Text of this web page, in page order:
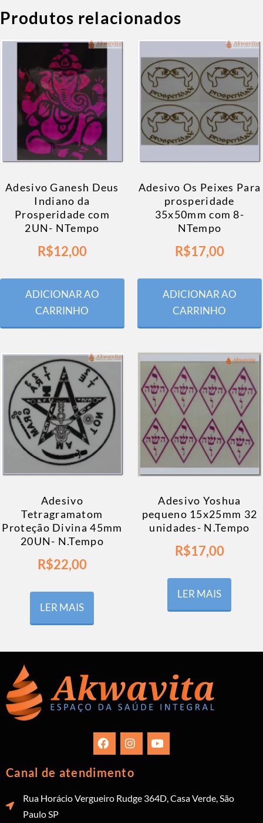
Produtos relacionados
Adesivo Ganesh Deus
Indiano da
Prosperidade com
2UN- NTempo
R$12,00
ADICIONAR AO
CARRINHO
Adesivo Os Peixes Para
prosperidade
35x50mm com 8-
NTempo
R$17,00
ADICIONAR AO
CARRINHO
Adesivo
Tetragramatom
Proteção Divina 45mm
20UN- N.Tempo
R$22,00
LER MAIS
Adesivo Yoshua
pequeno 15x25mm 32
unidades- N.Tempo
R$17,00
LER MAIS
Canal de atendimento
Rua Horácio Vergueiro Rudge 364D, Casa Verde, São
Paulo SP